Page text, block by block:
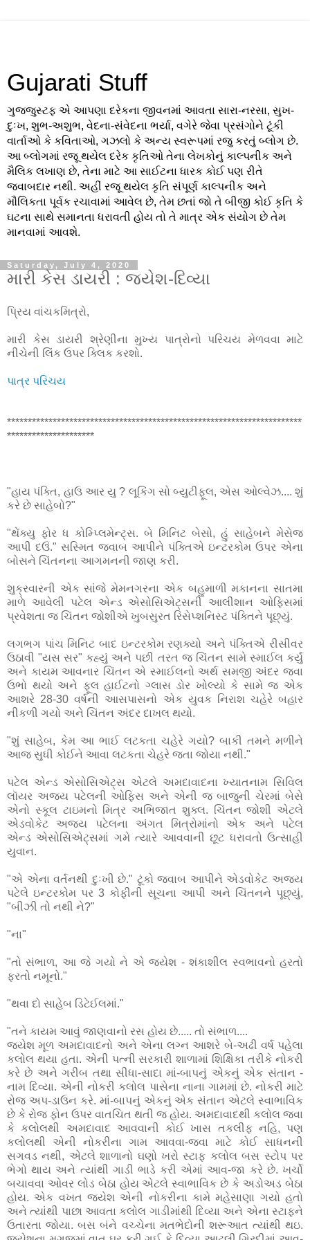
Gujarati Stuff
ગુજજુસ્ટફ એ આપણા દરેકના જીવનમાં આવતા સારા-નરસા, સુખ-
દુઃખ, શુભ-અશુભ, વેદના-સંવેદના ભર્યા, વગેરે જેવા પ્રસંગોને ટૂંકી
વાર્તાઓ કે કવિતાઓ, ગઝલો કે અન્ય સ્વરૂપમાં રજુ કરતું બ્લોગ છે.
આ બ્લોગમાં રજૂ થયેલ દરેક કૃતિઓ તેના લેખકોનું કાલ્પનીક અને
મૈલિક લખાણ છે, તેના માટે આ સાઈટના ધારક કોઈ પણ રીતે
જવાબદાર નથી. અહીં રજૂ થયેલ કૃતિ સંપૂર્ણ કાલ્પનીક અને
મૌલિકતા પૂર્વક રચાવામાં આવેલ છે, તેમ છતાં જો તે બીજી કોઈ કૃતિ કે
ઘટના સાથે સમાનતા ધરાવતી હોય તો તે માત્ર એક સંયોગ છે તેમ
માનવામાં આવશે.
Saturday, July 4, 2020
મારી કેસ ડાયરી : જયેશ-દિવ્યા
પ્રિય વાંચકમિત્રો,
મારી કેસ ડાયરી શ્રેણીના મુખ્ય પાત્રોનો પરિચય મેળવવા માટે
નીચેની લિંક ઉપર ક્લિક કરશો.
પાત્ર પરિચય
***********************************************************************
*********************
"હાય પંક્તિ, હાઉ આર યુ ? લૂકિંગ સો બ્યુટીફૂલ, એસ ઓલ્વેઝ.... શું
કરે છે સાહેબો?"
"થેંક્યુ ફોર ધ કોમ્પ્લિમેન્ટ્સ. બે મિનિટ બેસો, હું સાહેબને મેસેજ
આપી દઉં." સસ્મિત જવાબ આપીને પંક્તિએ ઇન્ટરકોમ ઉપર એના
બોસને ચિંતનના આગમનની જાણ કરી.
શુક્રવારની એક સાંજે મેમનગરના એક બહુમાળી મકાનના સાતમા
માળે આવેલી પટેલ એન્ડ એસોસિએટ્સની આલીશાન ઓફિસમાં
પ્રવેશતા જ ચિંતન જોશીએ ખુબસુરત રિસેપ્શનિસ્ટ પંક્તિને પૂછ્યું.
લગભગ પાંચ મિનિટ બાદ ઇન્ટરકોમ રણક્યો અને પંક્તિએ રીસીવર
ઉઠાવી "યસ સર" કહ્યું અને પછી તરત જ ચિંતન સામે સ્માઈલ કર્યું
અને કાયમ આવનાર ચિંતન એ સ્માઈલનો અર્થ સમજી અંદર જવા
ઉભો થયો અને ફૂલ હાઈટનો ગ્લાસ ડોર ખોલ્યો કે સામે જ એક
આશરે 28-30 વર્ષની આસપાસનો એક યુવક નિરાશ ચહેરે બહાર
નીકળી ગયો અને ચિંતન અંદર દાખલ થયો.
"શું સાહેબ, કેમ આ ભાઈ લટકતા ચહેરે ગયો? બાકી તમને મળીને
આજ સુધી કોઈને આવા લટકતા ચેહરે જતા જોયા નથી."
પટેલ એન્ડ એસોસિએટ્સ એટલે અમદાવાદના ખ્યાતનામ સિવિલ
લૉયર અજય પટેલની ઓફિસ અને એની જ બાજુની ચેરમાં બેસે
એનો સ્કૂલ ટાઇમનો મિત્ર અભિજાત શુક્લ. ચિંતન જોશી એટલે
એડવોકેટ અજય પટેલના અંગત મિત્રોમાંનો એક અને પટેલ
એન્ડ એસોસિએટ્સમાં ગમે ત્યારે આવવાની છૂટ ધરાવતો ઉત્સાહી
યુવાન.
"એ એના વર્તનથી દુઃખી છે." ટૂંકો જવાબ આપીને એડવોકેટ અજય
પટેલે ઇન્ટરકોમ પર 3 કોફીની સૂચના આપી અને ચિંતનને પૂછ્યું,
"બીઝી તો નથી ને?"
"ના"
"તો સંભાળ, આ જે ગયો ને એ જયેશ - શંકાશીલ સ્વભાવનો હરતો
ફરતો નમૂનો."
"થવા દો સાહેબ ડિટેઈલમાં."
"તને કાયમ આવું જાણવાનો રસ હોય છે..... તો સંભાળ....
જયેશ મૂળ અમદાવાદનો અને એના લગ્ન આશરે બે-અઢી વર્ષ પહેલા
કલોલ થયા હતા. એની પત્ની સરકારી શાળામાં શિક્ષિકા તરીકે નોકરી
કરે છે અને ગરીબ તથા સીધા-સાદા માં-બાપનું એકનું એક સંતાન -
નામ દિવ્યા. એની નોકરી કલોલ પાસેના નાના ગામમાં છે. નોકરી માટે
રોજ અપ-ડાઉન કરે. માં-બાપનું એકનું એક સંતાન એટલે સ્વાભાવિક
છે કે રોજ ફોન ઉપર વાતચિત થતી જ હોય. અમદાવાદથી કલોલ જવા
કે કલોલથી અમદાવાદ આવવાની કોઈ ખાસ તકલીફ નહિ, પણ
કલોલથી એની નોકરીના ગામ આવવા-જવા માટે કોઈ સાધનની
સગવડ નથી, એટલે શાળાનો ઘણો ખરો સ્ટાફ કલોલ બસ સ્ટોપ પર
ભેગો થાય અને ત્યાંથી ગાડી ભાડે કરી એમાં આવ-જા કરે છે. ખર્ચો
બચાવવા ઓવર લોડ બેઠા હોય એટલે સ્વાભાવિક છે કે અડોઅડ બેઠા
હોય. એક વખત જયેશ એની નોકરીના કામે મહેસાણા ગયો હતો
અને ત્યાંથી પાછા આવતા કલોલ ગાડીમાંથી દિવ્યા અને એના સ્ટાફને
ઉતારતા જોયા. બસ બંને વચ્ચેના મતભેદોની શરૂઆત ત્યાંથી થઇ.